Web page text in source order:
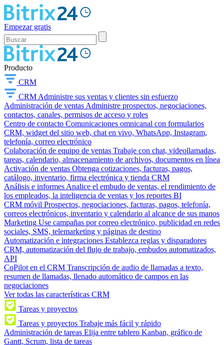
Empezar gratis
Producto
CRM
CRM Administre sus ventas y clientes sin esfuerzo
Administración de ventas Administre prospectos, negociaciones,
contactos, canales, permisos de acceso y roles
Centro de contacto Comunicaciones omnicanal con formularios
CRM, widget del sitio web, chat en vivo, WhatsApp, Instagram,
telefonía, correo electrónico
Colaboración de equipo de ventas Trabaje con chat, videollamadas,
tareas, calendario, almacenamiento de archivos, documentos en línea
Activación de ventas Obtenga cotizaciones, facturas, pagos,
catálogo, inventario, firma electrónica y tienda CRM
Análisis e informes Analice el embudo de ventas, el rendimiento de
los empleados, la inteligencia de ventas y los reportes BI
CRM móvil Prospectos, negociaciones, facturas, pagos, telefonía,
correos electrónicos, inventario y calendario al alcance de sus manos
Marketing Use campañas por correo electrónico, publicidad en redes
sociales, SMS, telemarketing y páginas de destino
Automatización e integraciones Establezca reglas y disparadores
CRM, automatización del flujo de trabajo, embudos automatizados,
API
CoPilot en el CRM Transcripción de audio de llamadas a texto,
resumen de llamadas, llenado automático de campos en las
negociaciones
Ver todas las características CRM
Tareas y proyectos
Tareas y proyectos Trabaje más fácil y rápido
Administración de tareas Elija entre tablero Kanban, gráfico de
Gantt, Scrum, lista de tareas